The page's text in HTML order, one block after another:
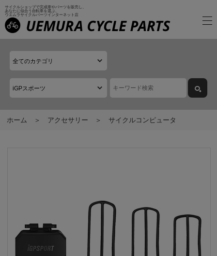
サイクルショップで完成車やパーツを販売し、
あなたに似合う自転車を選ぶ、
ウエムラサイクルパーツインターネット店
ホーム アクセサリー サイクルコンピュータ